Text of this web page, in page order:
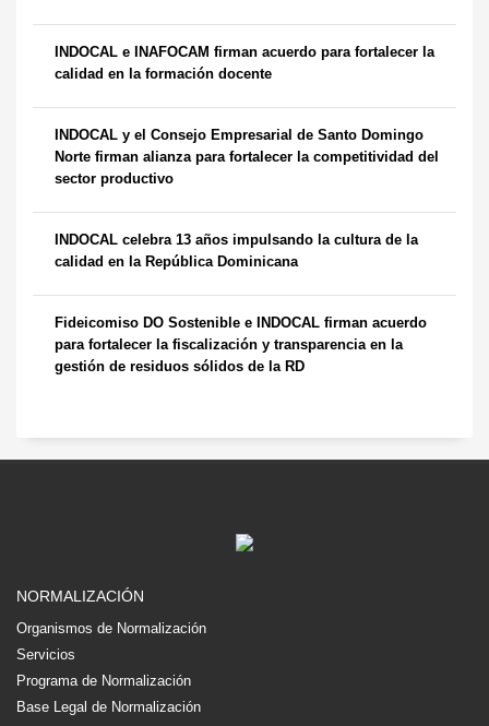
INDOCAL e INAFOCAM firman acuerdo para fortalecer la
calidad en la formación docente
INDOCAL y el Consejo Empresarial de Santo Domingo
Norte firman alianza para fortalecer la competitividad del
sector productivo
INDOCAL celebra 13 años impulsando la cultura de la
calidad en la República Dominicana
Fideicomiso DO Sostenible e INDOCAL firman acuerdo
para fortalecer la fiscalización y transparencia en la
gestión de residuos sólidos de la RD
NORMALIZACIÓN
Organismos de Normalización
Servicios
Programa de Normalización
Base Legal de Normalización